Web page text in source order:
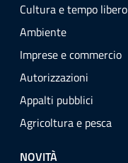
Cultura e tempo libero
Ambiente
Imprese e commercio
Autorizzazioni
Appalti pubblici
Agricoltura e pesca
NOVITÀ